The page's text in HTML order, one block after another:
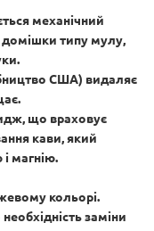
механічний
домішки типу мулу,
США) видаляє
що враховує
кави, який
магнію.
кольорі.
заміни